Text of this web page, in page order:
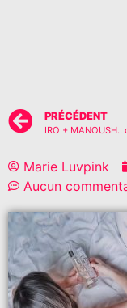
PRÉCÉDENT
Marie Luvpink
Aucun